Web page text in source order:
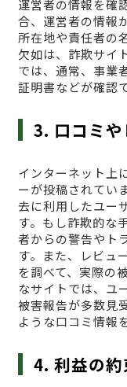
運営者の情報を
合、運営者の情報
所在地や責任者の
欠如は、詐欺サイ
では、通常、事業
証明書などが確認
3. 口コミ
インターネット上
ーが投稿されて
去に利用したユー
す。もし詐欺的な
者からの警告やト
す。また、レビュ
を調べて、実際の
なサイトでは、ユ
被害報告が多数見
ような口コミ情報
4. 利益の